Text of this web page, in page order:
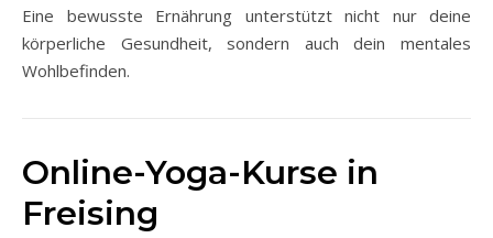
Eine bewusste Ernährung unterstützt nicht nur deine
körperliche Gesundheit, sondern auch dein mentales
Wohlbefinden.
Online-Yoga-Kurse in
Freising